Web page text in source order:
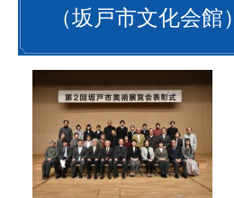
（坂戸市文化会館）